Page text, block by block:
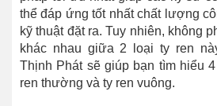
thể đáp ứng tốt nhất chất lượng
kỹ thuật đặt ra. Tuy nhiên, không
khác nhau giữa 2 loại ty ren
Thịnh Phát sẽ giúp bạn tìm hiểu
ren thường và ty ren vuông.